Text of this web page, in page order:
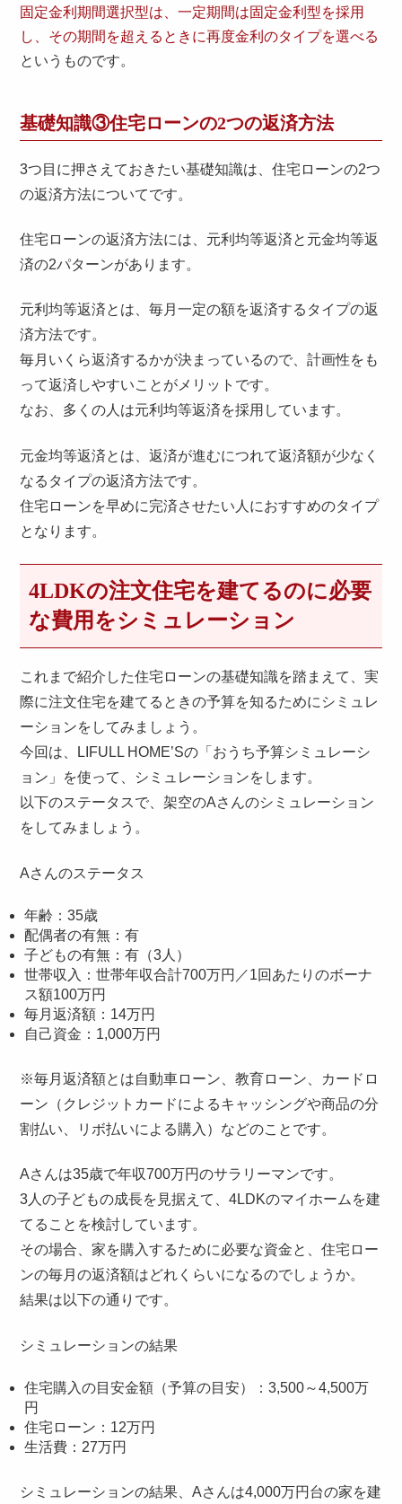
固定金利期間選択型は、一定期間は固定金利型を採用
し、その期間を超えるときに再度金利のタイプを選べる
というものです。
基礎知識③住宅ローンの2つの返済方法
3つ目に押さえておきたい基礎知識は、住宅ローンの2つ
の返済方法についてです。
住宅ローンの返済方法には、元利均等返済と元金均等返
済の2パターンがあります。
元利均等返済とは、毎月一定の額を返済するタイプの返
済方法です。
毎月いくら返済するかが決まっているので、計画性をも
って返済しやすいことがメリットです。
なお、多くの人は元利均等返済を採用しています。
元金均等返済とは、返済が進むにつれて返済額が少なく
なるタイプの返済方法です。
住宅ローンを早めに完済させたい人におすすめのタイプ
となります。
4LDKの注文住宅を建てるのに必要
な費用をシミュレーション
これまで紹介した住宅ローンの基礎知識を踏まえて、実
際に注文住宅を建てるときの予算を知るためにシミュレ
ーションをしてみましょう。
今回は、LIFULL HOME’Sの「おうち予算シミュレーシ
ョン」を使って、シミュレーションをします。
以下のステータスで、架空のAさんのシミュレーション
をしてみましょう。
Aさんのステータス
年齢：35歳
配偶者の有無：有
子どもの有無：有（3人）
世帯収入：世帯年収合計700万円／1回あたりのボーナ
ス額100万円
毎月返済額：14万円
自己資金：1,000万円
※毎月返済額とは自動車ローン、教育ローン、カードロ
ーン（クレジットカードによるキャッシングや商品の分
割払い、リボ払いによる購入）などのことです。
Aさんは35歳で年収700万円のサラリーマンです。
3人の子どもの成長を見据えて、4LDKのマイホームを建
てることを検討しています。
その場合、家を購入するために必要な資金と、住宅ロー
ンの毎月の返済額はどれくらいになるのでしょうか。
結果は以下の通りです。
シミュレーションの結果
住宅購入の目安金額（予算の目安）：3,500～4,500万
円
住宅ローン：12万円
生活費：27万円
シミュレーションの結果、Aさんは4,000万円台の家を建